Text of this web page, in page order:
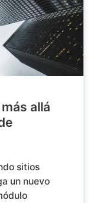
allá
sitios
un nuevo